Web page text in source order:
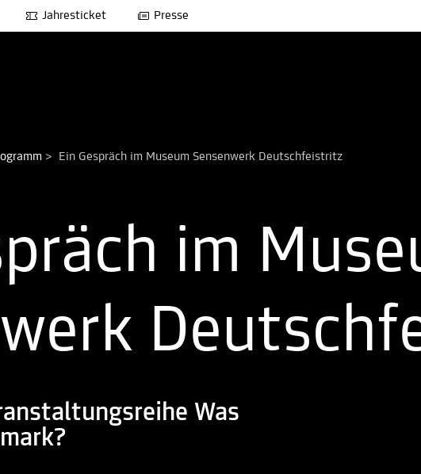
Jahresticket Presse
> Ein Gespräch im Museum Sensenwerk Deutschfeistritz
im
Was